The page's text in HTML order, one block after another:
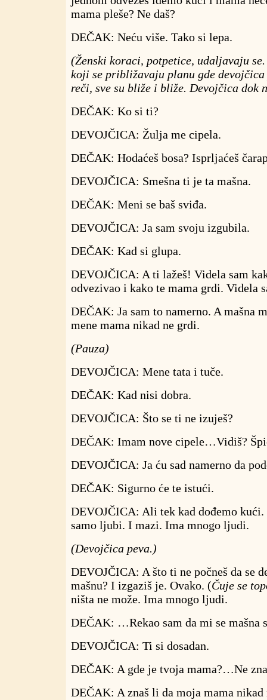
mama pleše? Ne daš?
DEČAK: Neću više. Tako si lepa.
(Ženski koraci, potpetice, udaljavaju
koji se približavaju planu gde devojčica
reči, sve su bliže i bliže. Devojčica dok
DEČAK: Ko si ti?
DEVOJČICA: Žulja me cipela.
DEČAK: Hodaćeš bosa? Isprljaćeš
DEVOJČICA: Smešna ti je ta mašna.
DEČAK: Meni se baš sviđa.
DEVOJČICA: Ja sam svoju izgubila.
DEČAK: Kad si glupa.
DEVOJČICA: A ti lažeš! Videla sam
odvezivao i kako te mama grdi. Videla
DEČAK: Ja sam to namerno. A mašna
mene mama nikad ne grdi.
(Pauza)
DEVOJČICA: Mene tata i tuče.
DEČAK: Kad nisi dobra.
DEVOJČICA: Što se ti ne izuješ?
DEČAK: Imam nove cipele…Vidiš?
DEVOJČICA: Ja ću sad namerno da
DEČAK: Sigurno će te istući.
DEVOJČICA: Ali tek kad dođemo kući.
samo ljubi. I mazi. Ima mnogo ljudi.
(Devojčica peva.)
DEVOJČICA: A što ti ne počneš da se
mašnu? I izgaziš je. Ovako. (Čuje se
ništa ne može. Ima mnogo ljudi.
DEČAK: …Rekao sam da mi se mašna
DEVOJČICA: Ti si dosadan.
DEČAK: A gde je tvoja mama?…Ne
DEČAK: A znaš li da moja mama nikad